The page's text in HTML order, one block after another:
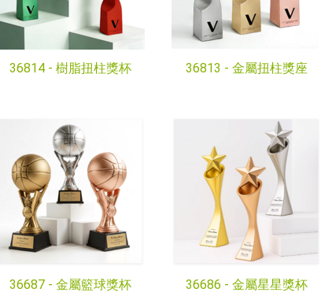
36814 - 樹脂扭柱獎杯 36813 - 金屬扭柱獎座
36687 - 金屬籃球獎杯 36686 - 金屬星星獎杯